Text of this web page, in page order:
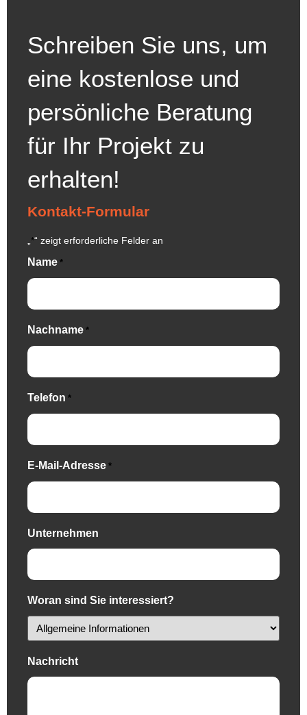
Schreiben Sie uns, um
eine kostenlose und
persönliche Beratung
für Ihr Projekt zu
erhalten!
Kontakt-Formular
*“ zeigt erforderliche Felder an
Name *
Nachname *
Telefon *
E-Mail-Adresse *
Unternehmen
Woran sind Sie interessiert?
Nachricht